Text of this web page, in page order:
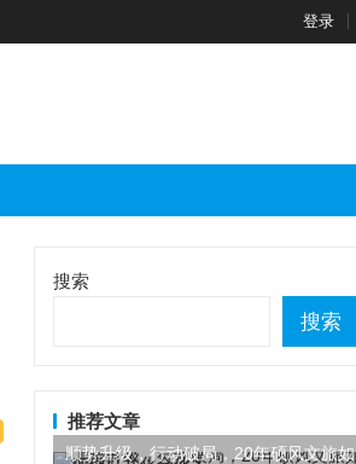
登录
搜索
搜索
推荐文章
顺势升级，行动破局，20年硕风文旅如